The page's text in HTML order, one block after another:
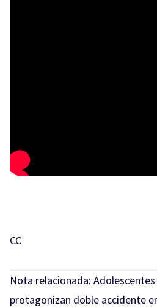
CC
Nota relacionada:
protagonizan doble accidente